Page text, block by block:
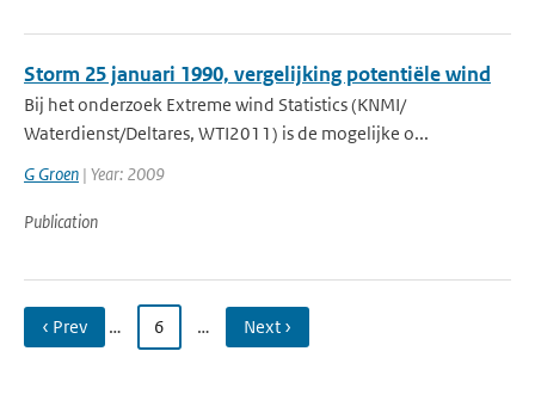
Storm 25 januari 1990, vergelijking potentiële wind
Bij het onderzoek Extreme wind Statistics (KNMI/
Waterdienst/Deltares, WTI2011) is de mogelijke o...
G Groen | Year: 2009
Publication
‹ Prev … 6 … Next ›